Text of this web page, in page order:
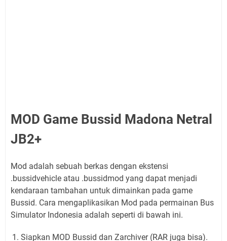
MOD Game Bussid Madona Netral
JB2+
Mod adalah sebuah berkas dengan ekstensi
.bussidvehicle atau .bussidmod yang dapat menjadi
kendaraan tambahan untuk dimainkan pada game
Bussid. Cara mengaplikasikan Mod pada permainan Bus
Simulator Indonesia adalah seperti di bawah ini.
Siapkan MOD Bussid dan Zarchiver (RAR juga bisa).